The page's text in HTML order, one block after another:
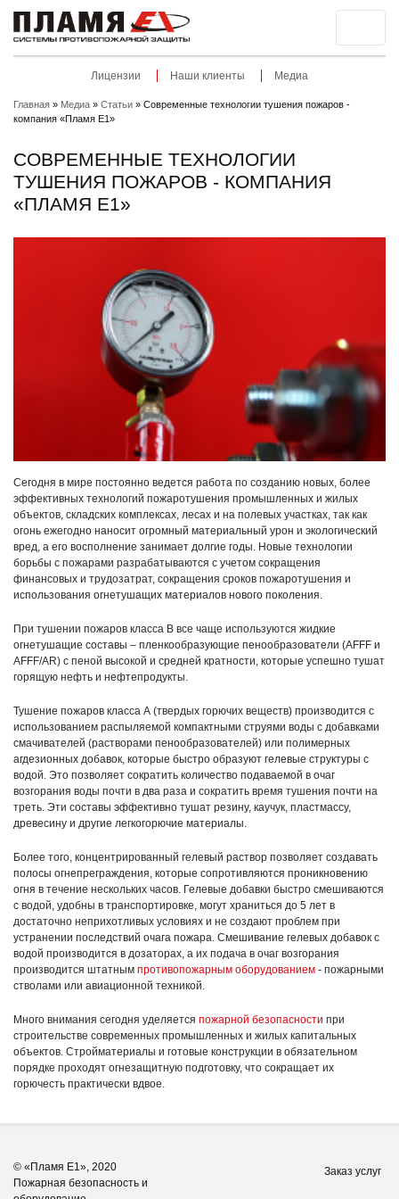
Лицензии Наши клиенты Медиа
Главная » Медиа » Статьи » Современные технологии тушения пожаров -
компания «Пламя E1»
СОВРЕМЕННЫЕ ТЕХНОЛОГИИ
ТУШЕНИЯ ПОЖАРОВ - КОМПАНИЯ
«ПЛАМЯ E1»
Сегодня в мире постоянно ведется работа по созданию новых, более
эффективных технологий пожаротушения промышленных и жилых
объектов, складских комплексах, лесах и на полевых участках, так как
огонь ежегодно наносит огромный материальный урон и экологический
вред, а его восполнение занимает долгие годы. Новые технологии
борьбы с пожарами разрабатываются с учетом сокращения
финансовых и трудозатрат, сокращения сроков пожаротушения и
использования огнетушащих материалов нового поколения.
При тушении пожаров класса В все чаще используются жидкие
огнетушащие составы – пленкообразующие пенообразователи (AFFF и
AFFF/AR) с пеной высокой и средней кратности, которые успешно тушат
горящую нефть и нефтепродукты.
Тушение пожаров класса А (твердых горючих веществ) производится с
использованием распыляемой компактными струями воды с добавками
смачивателей (растворами пенообразователей) или полимерных
агдезионных добавок, которые быстро образуют гелевые структуры с
водой. Это позволяет сократить количество подаваемой в очаг
возгорания воды почти в два раза и сократить время тушения почти на
треть. Эти составы эффективно тушат резину, каучук, пластмассу,
древесину и другие легкогорючие материалы.
Более того, концентрированный гелевый раствор позволяет создавать
полосы огнепреграждения, которые сопротивляются проникновению
огня в течение нескольких часов. Гелевые добавки быстро смешиваются
с водой, удобны в транспортировке, могут храниться до 5 лет в
достаточно неприхотливых условиях и не создают проблем при
устранении последствий очага пожара. Смешивание гелевых добавок с
водой производится в дозаторах, а их подача в очаг возгорания
производится штатным противопожарным оборудованием - пожарными
стволами или авиационной техникой.
Много внимания сегодня уделяется пожарной безопасности при
строительстве современных промышленных и жилых капитальных
объектов. Стройматериалы и готовые конструкции в обязательном
порядке проходят огнезащитную подготовку, что сокращает их
горючесть практически вдвое.
© «Пламя Е1», 2020
Пожарная безопасность и
Заказ услуг